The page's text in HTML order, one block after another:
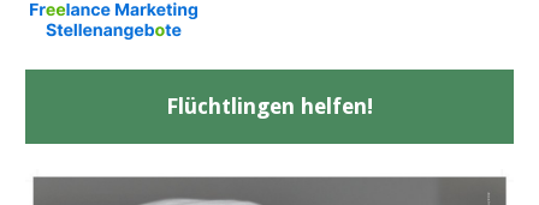
Flüchtlingen helfen!